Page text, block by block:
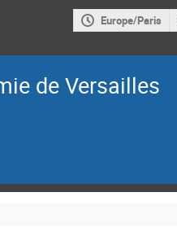
Europe/Paris
de Versailles